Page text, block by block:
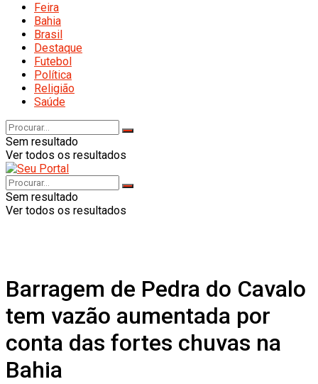
Feira
Bahia
Brasil
Destaque
Futebol
Política
Religião
Saúde
Sem resultado
Ver todos os resultados
Sem resultado
Ver todos os resultados
Barragem de Pedra do Cavalo
tem vazão aumentada por
conta das fortes chuvas na
Bahia